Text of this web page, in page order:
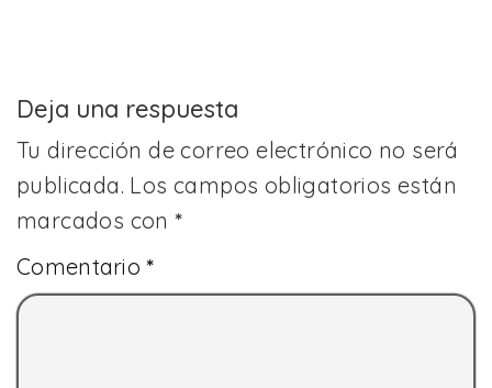
Deja una respuesta
Tu dirección de correo electrónico no será
publicada. Los campos obligatorios están
marcados con*
Comentario*